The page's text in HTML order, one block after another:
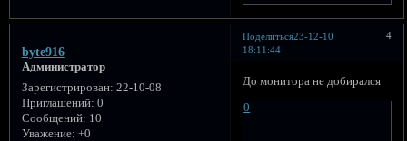
Поделиться 4
23-12-10
18:11:44
byte916
Администратор
Зарегистрирован: 22-10-08
Приглашений: 0
Сообщений: 10
Уважение: +0
До монитора не добирался
0